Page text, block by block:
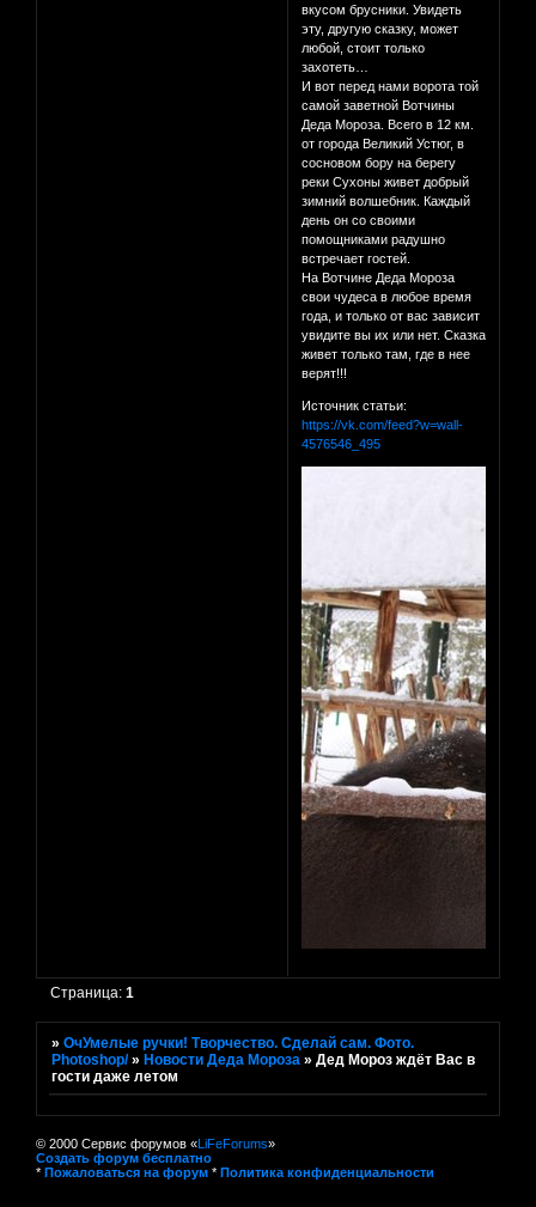
вкусом брусники. Увидеть
эту, другую сказку, может
любой, стоит только
захотеть…
И вот перед нами ворота той
самой заветной Вотчины
Деда Мороза. Всего в 12 км.
от города Великий Устюг, в
сосновом бору на берегу
реки Сухоны живет добрый
зимний волшебник. Каждый
день он со своими
помощниками радушно
встречает гостей.
На Вотчине Деда Мороза
свои чудеса в любое время
года, и только от вас зависит
увидите вы их или нет. Сказка
живет только там, где в нее
верят!!!
Источник статьи:
https://vk.com/feed?w=wall-
4576546_495
Страница:1
»ОчУмелые ручки! Творчество. Сделай сам. Фото.
Photoshop/ »Новости Деда Мороза »Дед Мороз ждёт Вас в
гости даже летом
© 2000 Сервис форумов «LiFeForums»
Создать форум бесплатно
* Пожаловаться на форум * Политика конфиденциальности